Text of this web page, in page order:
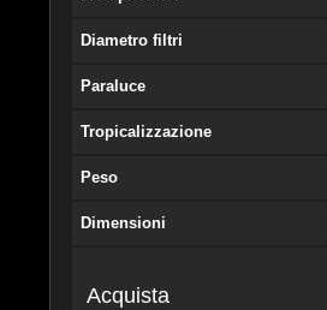
Diametro filtri
Paraluce
Tropicalizzazione
Peso
Dimensioni
Acquista